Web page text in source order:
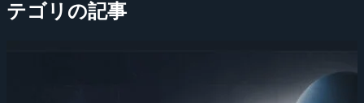
テゴリの記事